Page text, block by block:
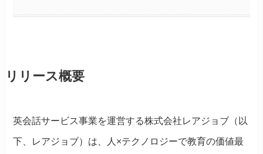
リリース概要
英会話サービス事業を運営する株式会社レアジョブ（以
下、レアジョブ）は、人×テクノロジーで教育の価値最